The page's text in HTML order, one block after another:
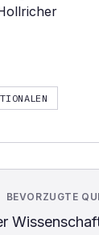
BEVORZUGTE